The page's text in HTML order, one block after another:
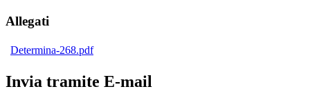
Allegati
Determina-268.pdf
Invia tramite E-mail